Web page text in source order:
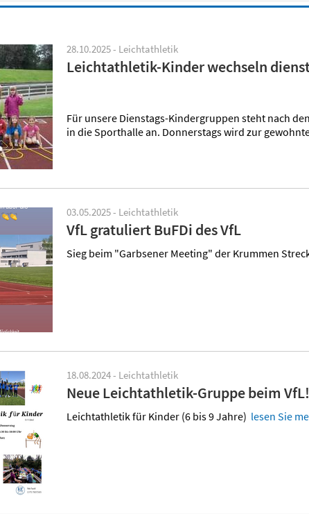
28.10.2025 - Leichtathletik
Leichtathletik-Kinder wechseln
Für unsere Dienstags-Kindergruppen steht nach
in die Sporthalle an. Donnerstags wird zur
03.05.2025 - Leichtathletik
VfL gratuliert BuFDi des VfL
Sieg beim "Garbsener Meeting" der Krummen
18.08.2024 - Leichtathletik
Neue Leichtathletik-Gruppe beim VfL!
Leichtathletik für Kinder (6 bis 9 Jahre) lesen Sie